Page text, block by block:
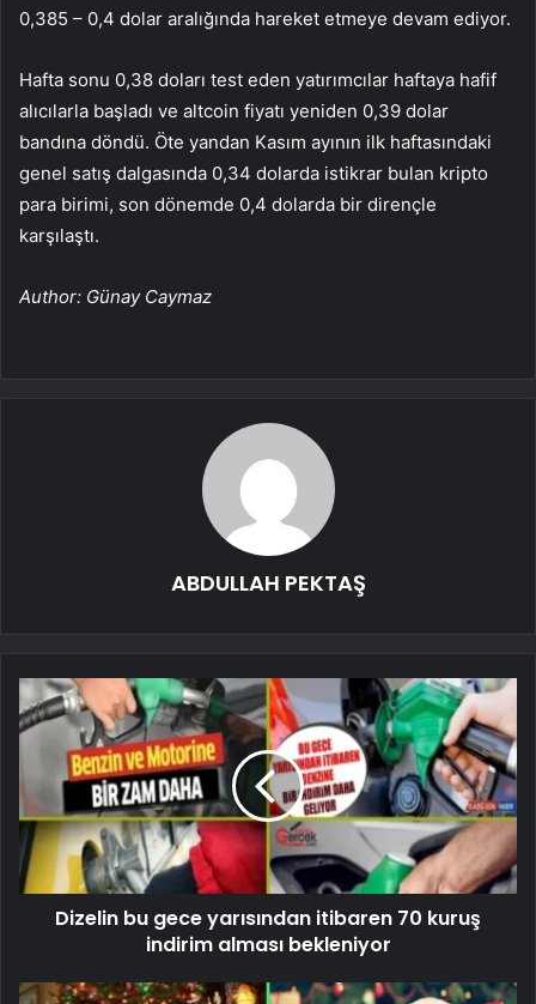
0,385 – 0,4 dolar aralığında hareket etmeye devam ediyor.
Hafta sonu 0,38 doları test eden yatırımcılar haftaya hafif
alıcılarla başladı ve altcoin fiyatı yeniden 0,39 dolar
bandına döndü. Öte yandan Kasım ayının ilk haftasındaki
genel satış dalgasında 0,34 dolarda istikrar bulan kripto
para birimi, son dönemde 0,4 dolarda bir dirençle
karşılaştı.
Author: Günay Caymaz
ABDULLAH PEKTAŞ
Dizelin bu gece yarısından itibaren 70 kuruş
indirim alması bekleniyor